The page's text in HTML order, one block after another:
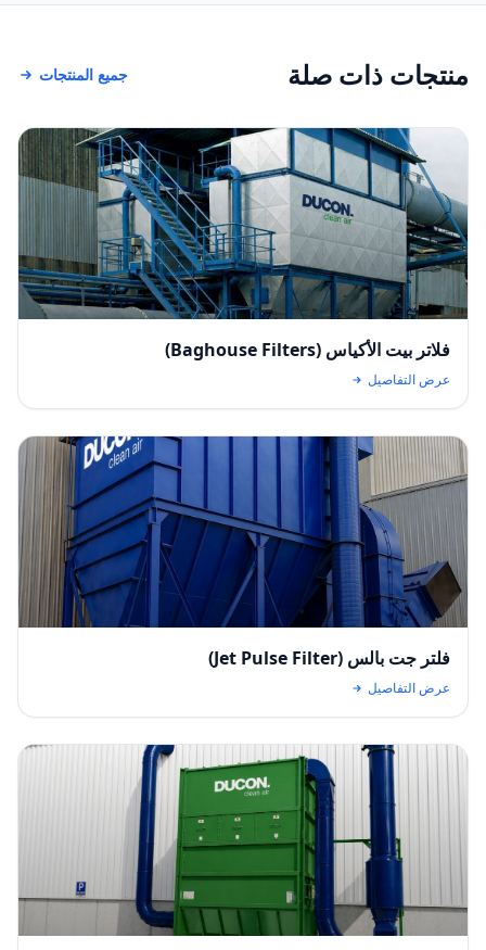
منتجات ذات صلة جميع المنتجات
فلاتر بيت الأكياس (Baghouse Filters)
عرض التفاصيل
فلتر جت بالس (Jet Pulse Filter)
عرض التفاصيل